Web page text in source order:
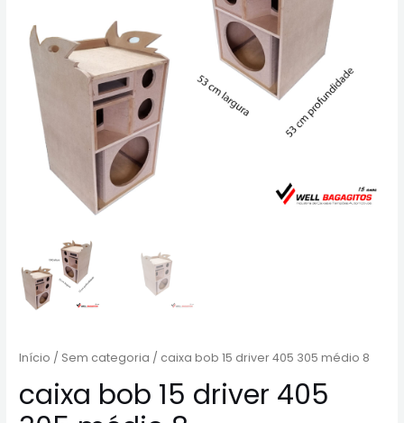
Início / Sem categoria / caixa bob 15 driver 405 305 médio 8
caixa bob 15 driver 405